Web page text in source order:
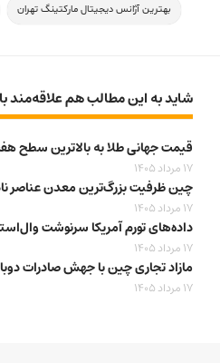
بهترین آژانس دیجیتال مارکتینگ تهران
شاید به این مطالب هم علاقه‌مند
قیمت جهانی طلا به بالاترین سطح
17 مرداد 1405
چین ظرفیت بزرگ‌ترین معدن عناصر
17 مرداد 1405
داده‌های تورم آمریکا سرنوشت
17 مرداد 1405
مازاد تجاری چین با جهش صادرات دوباره از ۱۰۰ میلیارد
17 مرداد 1405